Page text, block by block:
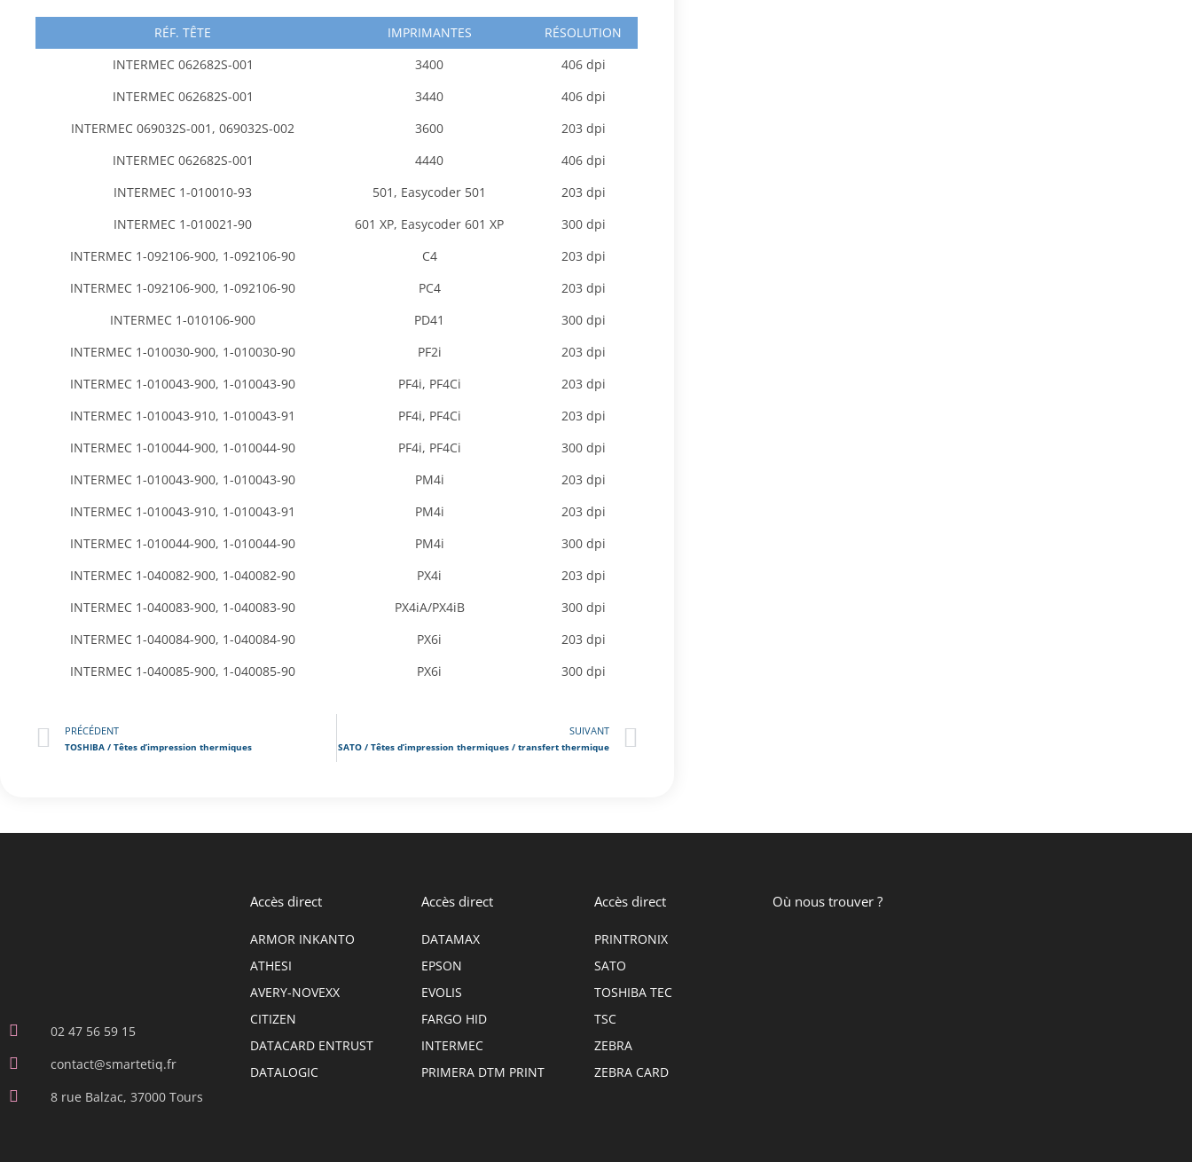
RÉF. TÊTE IMPRIMANTES
RÉSOLUTION
INTERMEC 062682S-001
3400
406 dpi
INTERMEC 062682S-001
3440
406 dpi
INTERMEC 069032S-001, 069032S-002
3600
203 dpi
INTERMEC 062682S-001
4440
406 dpi
INTERMEC 1-010010-93
501, Easycoder 501
203 dpi
INTERMEC 1-010021-90
601 XP, Easycoder 601 XP
300 dpi
INTERMEC 1-092106-900, 1-092106-90
C4
203 dpi
INTERMEC 1-092106-900, 1-092106-90
PC4
203 dpi
INTERMEC 1-010106-900
PD41
300 dpi
INTERMEC 1-010030-900, 1-010030-90
PF2i
203 dpi
INTERMEC 1-010043-900, 1-010043-90
PF4i, PF4Ci
203 dpi
INTERMEC 1-010043-910, 1-010043-91
PF4i, PF4Ci
203 dpi
INTERMEC 1-010044-900, 1-010044-90
PF4i, PF4Ci
300 dpi
INTERMEC 1-010043-900, 1-010043-90
PM4i
203 dpi
INTERMEC 1-010043-910, 1-010043-91
PM4i
203 dpi
INTERMEC 1-010044-900, 1-010044-90
PM4i
300 dpi
INTERMEC 1-040082-900, 1-040082-90
PX4i
203 dpi
INTERMEC 1-040083-900, 1-040083-90
PX4iA/PX4iB
300 dpi
INTERMEC 1-040084-900, 1-040084-90
PX6i
203 dpi
INTERMEC 1-040085-900, 1-040085-90
PX6i 300 dpi
PRÉCÉDENT
TOSHIBA / Têtes d’impression thermiques
SUIVANT
SATO / Têtes d’impression thermiques / transfert thermique
02 47 56 59 15
contact@smartetiq.fr
8 rue Balzac, 37000 Tours
Accès direct
ARMOR INKANTO
ATHESI
AVERY-NOVEXX
CITIZEN
DATACARD ENTRUST
DATALOGIC
Accès direct
DATAMAX
EPSON
EVOLIS
FARGO HID
INTERMEC
PRIMERA DTM PRINT
Accès direct
PRINTRONIX
SATO
TOSHIBA TEC
TSC
ZEBRA
ZEBRA CARD
Où nous trouver ?